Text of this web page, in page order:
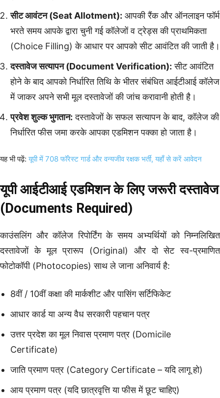
सीट आवंटन (Seat Allotment): आपकी रैंक और ऑनलाइन फॉर्म
भरते समय आपके द्वारा चुनी गई कॉलेजों व ट्रेड्स की प्राथमिकता
(Choice Filling) के आधार पर आपको सीट आवंटित की जाती है।
दस्तावेज सत्यापन (Document Verification): सीट आवंटित
होने के बाद आपको निर्धारित तिथि के भीतर संबंधित आईटीआई कॉलेज
में जाकर अपने सभी मूल दस्तावेजों की जांच करावानी होती है।
प्रवेश शुल्क भुगतान: दस्तावेजों के सफल सत्यापन के बाद, कॉलेज की
निर्धारित फीस जमा करके आपका एडमिशन पक्का हो जाता है।
यह भी पढ़ें:यूपी में 708 फॉरेस्ट गार्ड और वन्यजीव रक्षक भर्ती, यहाँ से करें आवेदन
यूपी आईटीआई एडमिशन के लिए जरूरी दस्तावेज
(Documents Required)
काउंसलिंग और कॉलेज रिपोर्टिंग के समय अभ्यर्थियों को निम्नलिखित
दस्तावेजों के मूल प्रारूप (Original) और दो सेट स्व-प्रमाणित
फोटोकॉपी (Photocopies) साथ ले जाना अनिवार्य है:
8वीं / 10वीं कक्षा की मार्कशीट और पासिंग सर्टिफिकेट
आधार कार्ड या अन्य वैध सरकारी पहचान पत्र
उत्तर प्रदेश का मूल निवास प्रमाण पत्र (Domicile
Certificate)
जाति प्रमाण पत्र (Category Certificate – यदि लागू हो)
आय प्रमाण पत्र (यदि छात्रवृत्ति या फीस में छूट चाहिए)